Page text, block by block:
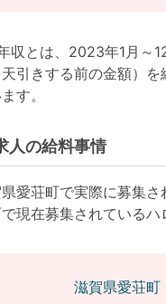
収とは、2023年1月～
引きする前の金額）
す。
人の給料事情
愛荘町で実際に募集さ
現在募集されているハ
滋賀県愛荘